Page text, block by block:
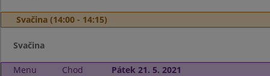
Svačina (14:00 - 14:15)
Svačina
Menu Chod
Pátek 21. 5. 2021